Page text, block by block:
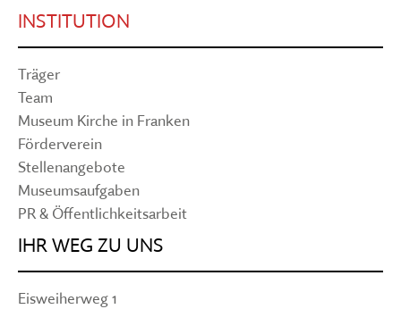
INSTITUTION
Träger
Team
Museum Kirche in Franken
Förderverein
Stellenangebote
Museumsaufgaben
PR & Öffentlichkeitsarbeit
IHR WEG ZU UNS
Eisweiherweg 1